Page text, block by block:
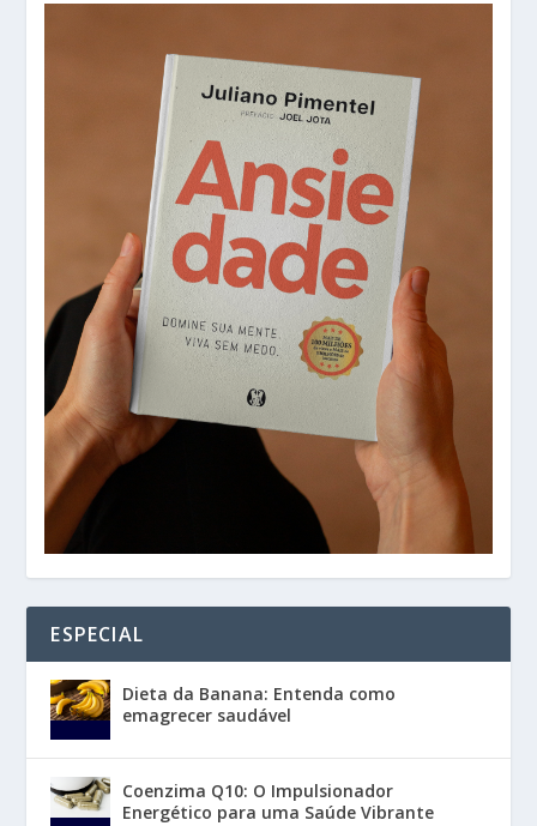
ESPECIAL
Dieta da Banana: Entenda como
emagrecer saudável
Coenzima Q10: O Impulsionador
Energético para uma Saúde Vibrante